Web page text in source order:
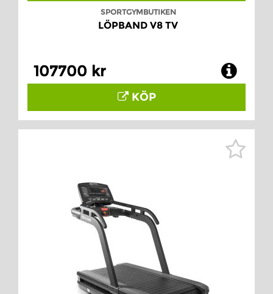
SPORTGYMBUTIKEN
LÖPBAND V8 TV
107700 kr
KÖP